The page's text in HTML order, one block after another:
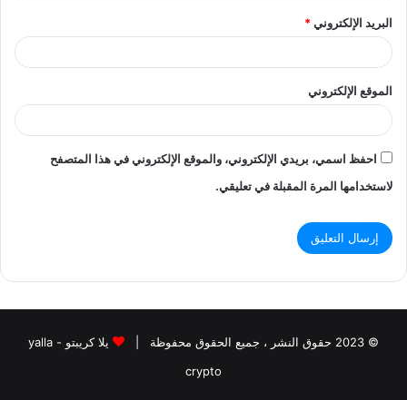
البريد الإلكتروني*
الموقع الإلكتروني
احفظ اسمي، بريدي الإلكتروني، والموقع الإلكتروني في هذا المتصفح
لاستخدامها المرة المقبلة في تعليقي.
© 2023 حقوق النشر ، جميع الحقوق محفوظة |
يلا كريبتو - yalla
crypto